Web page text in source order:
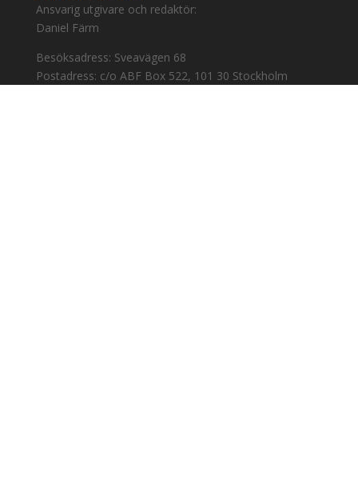
Ansvarig utgivare och redaktör:
Daniel Färm
Besöksadress: Sveavägen 68
Postadress: c/o ABF Box 522, 101 30 Stockholm